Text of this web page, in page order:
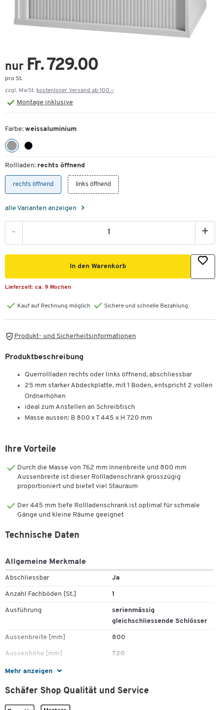
nur Fr. 729.00
pro St.
zzgl. MwSt. kostenloser Versand ab 100.–
Montage inklusive
Farbe: weissaluminium
Rollladen: rechts öffnend
rechts öffnend links öffnend
alle Varianten anzeigen
- +
In den Warenkorb
Lieferzeit: ca. 9 Wochen
Kauf auf Rechnung möglich Sichere und schnelle Bezahlung
Produkt- und Sicherheitsinformationen
Produktbeschreibung
Querrollladen rechts oder links öffnend, abschliessbar
25 mm starker Abdeckplatte, mit 1 Boden, entspricht 2 vollen
Ordnerhöhen
ideal zum Anstellen an Schreibtisch
Masse aussen: B 800 x T 445 x H 720 mm
Ihre Vorteile
Durch die Masse von 762 mm Innenbreite und 800 mm
Aussenbreite ist dieser Rollladenschrank grosszügig
proportioniert und bietet viel Stauraum
Der 445 mm tiefe Rollladenschrank ist optimal für schmale
Gänge und kleine Räume geeignet
Mehr anzeigen
Technische Daten
Allgemeine Merkmale
Abschliessbar Ja
Anzahl Fachböden [St.] 1
Ausführung
serienmässig
gleichschliessende Schlösser
Aussenbreite [mm] 800
Aussenhöhe [mm] 720
Aussentiefe [mm]
Fachböden höhenverstellbar Nein
Schäfer Shop Qualität und Service